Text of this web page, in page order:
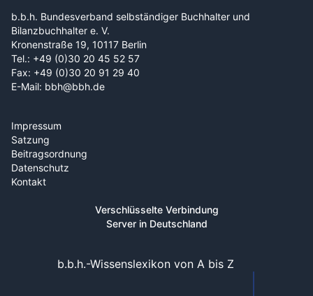
b.b.h. Bundesverband selbständiger Buchhalter und
Bilanzbuchhalter e. V.
Kronenstraße 19, 10117 Berlin
Tel.: +49 (0)30 20 45 52 57
Fax: +49 (0)30 20 91 29 40
E-Mail: bbh@bbh.de
Impressum
Satzung
Beitragsordnung
Datenschutz
Kontakt
Verschlüsselte Verbindung
Server in Deutschland
b.b.h.-Wissenslexikon von A bis Z